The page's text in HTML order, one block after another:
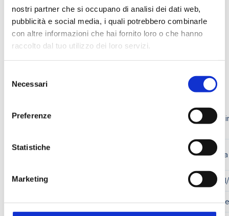
nostri partner che si occupano di analisi dei dati web,
pubblicità e social media, i quali potrebbero combinarle
con altre informazioni che hai fornito loro o che hanno
raccolto dal tuo utilizzo dei loro servizi.
delNecessari
Preferenze
Statistiche
Marketing
PORTATA REGOLABILE
Caratteristiche tecniche
Struttura
MODALITÀ DI FUNZIONAMENTO IN
Ammessa
REGOLAZIONE PORTATA Fino a 25
REGOLAZIONE VUOTO